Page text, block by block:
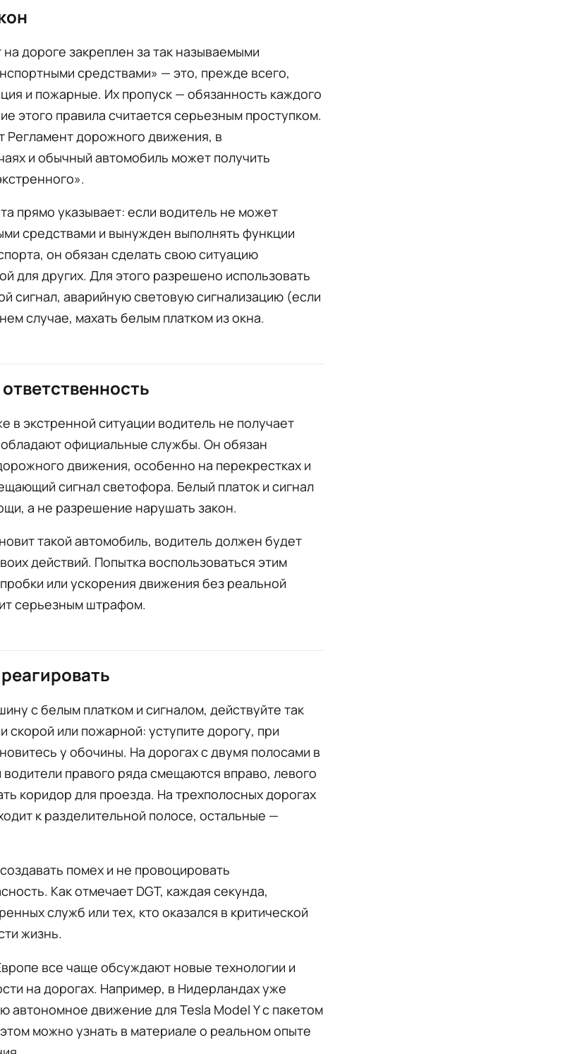
дороге закреплен за так называемыми
средствами» — это, прежде всего,
и пожарные. Их пропуск — обязанность каждого
этого правила считается серьезным проступком.
Регламент дорожного движения, в
и обычный автомобиль может получить
прямо указывает: если водитель не может
средствами и вынужден выполнять функции
он обязан сделать свою ситуацию
для других. Для этого разрешено использовать
сигнал, аварийную световую сигнализацию (если
случае, махать белым платком из окна.
в экстренной ситуации водитель не получает
официальные службы. Он обязан
движения, особенно на перекрестках и
сигнал светофора. Белый платок и сигнал
а не разрешение нарушать закон.
такой автомобиль, водитель должен будет
действий. Попытка воспользоваться этим
или ускорения движения без реальной
серьезным штрафом.
с белым платком и сигналом, действуйте так
скорой или пожарной: уступите дорогу, при
у обочины. На дорогах с двумя полосами в
правого ряда смещаются вправо, левого
коридор для проезда. На трехполосных дорогах
к разделительной полосе, остальные —
помех и не провоцировать
Как отмечает DGT, каждая секунда,
служб или тех, кто оказался в критической
жизнь.
все чаще обсуждают новые технологии и
на дорогах. Например, в Нидерландах уже
автономное движение для Tesla Model Y с пакетом
можно узнать в материале о реальном опыте